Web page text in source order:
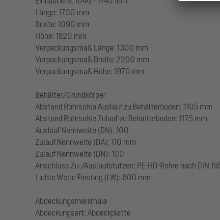
Länge: 1700 mm
Breite: 1090 mm
Höhe: 1820 mm
Verpackungsmaß Länge: 1300 mm
Verpackungsmaß Breite: 2200 mm
Verpackungsmaß Höhe: 1970 mm
Behälter/Grundkörper
Abstand Rohrsohle Auslauf zu Behälterboden: 1105 mm
Abstand Rohrsohle Zulauf zu Behälterboden: 1175 mm
Auslauf Nennweite (DN): 100
Zulauf Nennweite (DA): 110 mm
Zulauf Nennweite (DN): 100
Anschluss Zu-/Auslaufstutzen: PE-HD-Rohre nach DIN
Lichte Weite Einstieg (LW): 600 mm
Abdeckungsmerkmale
Abdeckungsart: Abdeckplatte